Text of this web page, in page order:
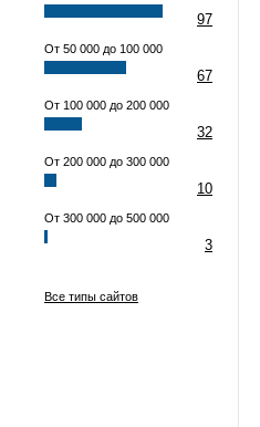
97
От 50 000 до 100 000
67
От 100 000 до 200 000
32
От 200 000 до 300 000
10
От 300 000 до 500 000
3
Все типы сайтов